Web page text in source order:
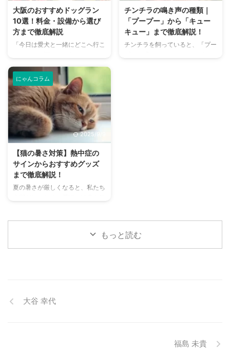
ピーマンを食べることの安全性
や、含まれる栄養素、そしてメリ
ット・デメリットを詳しく解説し
ます。 さらに、ピーマンを愛犬
に与える際の適切な量や調理方
介します。 この記事の結論 犬に
ピ ...
を根本から突き止め、トイレ、
体、部屋など、場所別に具体的な
消臭対策を徹底的に解説します。
さらに、猫と飼い主さん両方にと
って快適な消臭グッズの選び方ま
大阪のおすすめドッグラン
10選！料金・設備から選び
方まで徹底解説
「今日は愛犬と一緒にどこへ行こ
か？大阪には、広大な敷地でのび
のびと遊べるドッグランから、都
心でアクセスしやすい便利な施設
まで、魅力的なドッグランがたく
さんあります。 しかし、「初め
てドッグランに行くから不安」
「どの施設が愛犬に合っているか
わからない」という方も多いので
は、大阪府内にある人気のドッグ
ランを厳選し、料金、広さ、利用
条件、設備など、気になる情報を
網羅的に解説します。 さらに、
ための ...
チンチラの鳴き声の種類｜
「プープー」から「キュー
キュー」まで徹底解説！
チンチラを飼っていると、「プー
ニ ...
にゃんコラム
2025/9/9
【猫の暑さ対策】熱中症の
サインからおすすめグッズ
まで徹底解説！
夏の暑さが厳しくなると、私たち
め、熱中症になりやすい動物で
す。 この記事では、猫の熱中症
さらに、留守番中の注意点や、猫
もっと読む
大谷 幸代
福島 未貴